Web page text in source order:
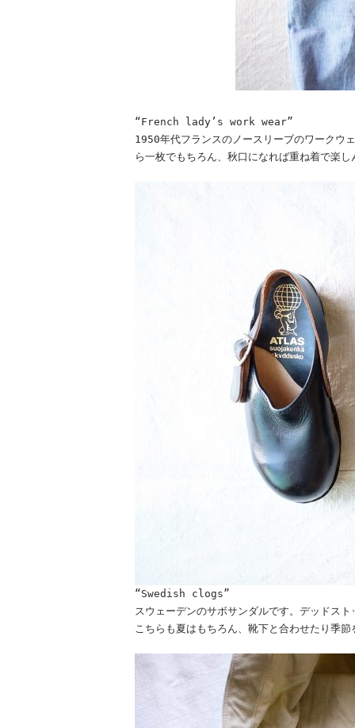
“French lady’s work wear”
1950年代フランスのノースリーブのワークウ
ら一枚でもちろん、秋口になれば重ね着で楽
“Swedish clogs”
スウェーデンのサボサンダルです。デッドス
こちらも夏はもちろん、靴下と合わせたり季